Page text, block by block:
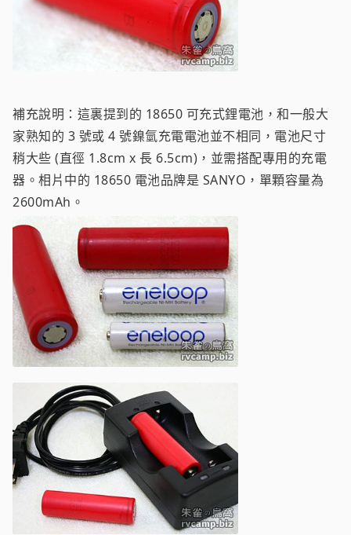
補充說明：這裏提到的 18650 可充式鋰電池，和一般大
家熟知的 3 號或 4 號鎳氫充電電池並不相同，電池尺寸
稍大些 (直徑 1.8cm x 長 6.5cm)，並需搭配專用的充電
器。相片中的 18650 電池品牌是 SANYO，單顆容量為
2600mAh。